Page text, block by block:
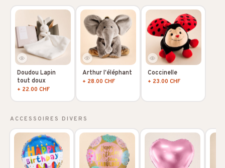
Doudou Lapin
tout doux
+ 22.00 CHF
Arthur l'éléphant
+ 28.00 CHF
Coccinelle
+ 23.00 CHF
ACCESSOIRES DIVERS